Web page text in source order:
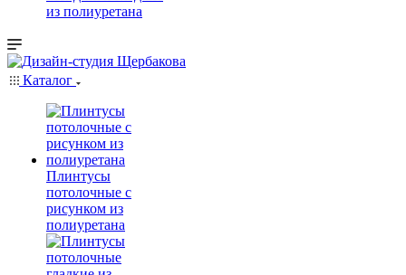
из полиуретана
Каталог
Плинтусы
потолочные с
рисунком из
полиуретана